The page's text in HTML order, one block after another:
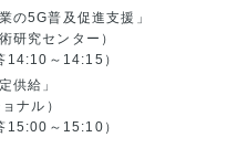
の5G普及促進支援」
究センター）
14:10～14:15）
供給」
ナル）
15:00～15:10）